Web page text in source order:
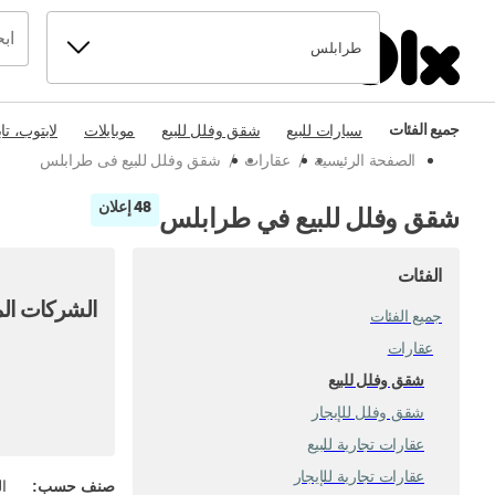
طرابلس
جميع الفئات سيارات للبيع شقق وفلل للبيع موبايلات لابتوب،
الصفحة الرئيسية / عقارات / شقق وفلل للبيع فى طرابلس
شقق وفلل للبيع في طرابلس 48 إعلان
الفئات
جميع الفئات
عقارات
شقق وفلل للبيع
شقق وفلل للإيجار
عقارات تجارية للبيع
عقارات تجارية للإيجار
الشركات
صنف حسب: